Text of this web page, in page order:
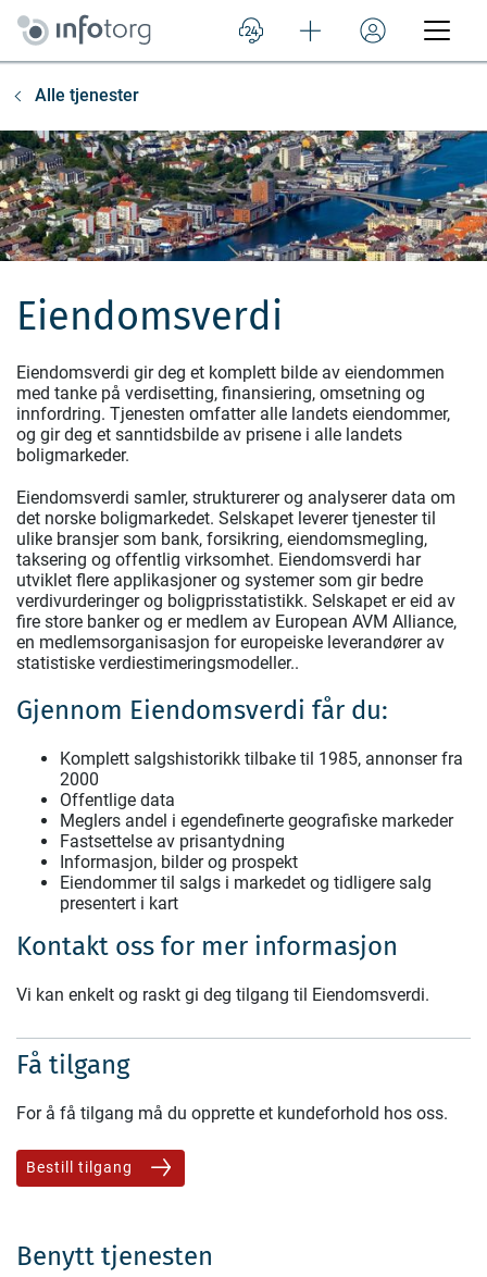
Alle tjenester
Eiendomsverdi
Eiendomsverdi gir deg et komplett bilde av eiendommen
med tanke på verdisetting, finansiering, omsetning og
innfordring. Tjenesten omfatter alle landets eiendommer,
og gir deg et sanntidsbilde av prisene i alle landets
boligmarkeder.
Eiendomsverdi samler, strukturerer og analyserer data om
det norske boligmarkedet. Selskapet leverer tjenester til
ulike bransjer som bank, forsikring, eiendomsmegling,
taksering og offentlig virksomhet. Eiendomsverdi har
utviklet flere applikasjoner og systemer som gir bedre
verdivurderinger og boligprisstatistikk. Selskapet er eid av
fire store banker og er medlem av European AVM Alliance,
en medlemsorganisasjon for europeiske leverandører av
statistiske verdiestimeringsmodeller..
Gjennom Eiendomsverdi får du:
Komplett salgshistorikk tilbake til 1985, annonser fra
2000
Offentlige data
Meglers andel i egendefinerte geografiske markeder
Fastsettelse av prisantydning
Informasjon, bilder og prospekt
Eiendommer til salgs i markedet og tidligere salg
presentert i kart
Kontakt oss for mer informasjon
Vi kan enkelt og raskt gi deg tilgang til Eiendomsverdi.
Få tilgang
For å få tilgang må du opprette et kundeforhold hos oss.
Bestill tilgang
Benytt tjenesten